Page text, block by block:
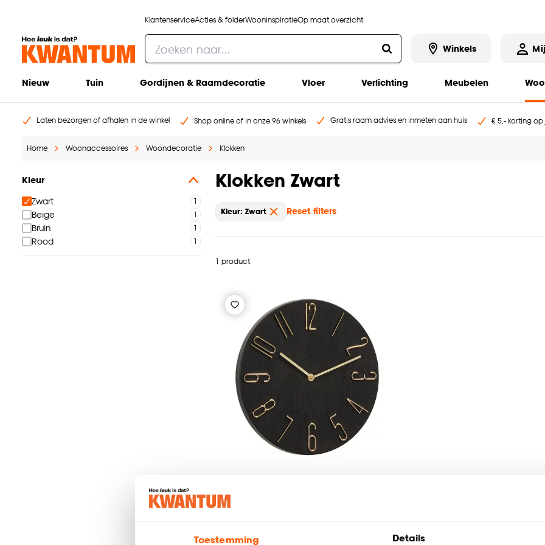
Toestemming Details
KlantenserviceActies & folderWooninspiratieOp maat overzicht
Winkels
Nieuw Tuin Gordijnen & Raamdecoratie Vloer Verlichting Meubelen
Laten bezorgen of afhalen in de winkel Shop online of in onze 96 winkels Gratis raam advies en inmeten aan huis € 5,- korting
Home Woonaccessoires Woondecoratie Klokken
Kleur
Zwart
Beige
Bruin
Rood
Klokken Zwart
Kleur: Zwart Reset filters
1 product
Klok Genua